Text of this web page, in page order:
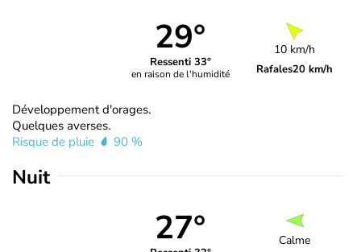
29°
Ressenti 33°
en raison de l'humidité
10 km/h
Rafales20 km/h
Développement d'orages.
Quelques averses.
Risque de pluie
90 %
Nuit
27° Calme